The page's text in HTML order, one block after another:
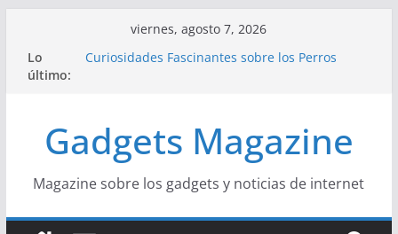
contenido
viernes, agosto 7, 2026
Lo
último:
Curiosidades Fascinantes sobre los Perros
Mediterránea
La Influencia del Streetwear en la Moda Juvenil
Actual
La Unión Europea: Una Historia Fácil de
Gadgets Magazine
Magazine sobre los gadgets y noticias de internet